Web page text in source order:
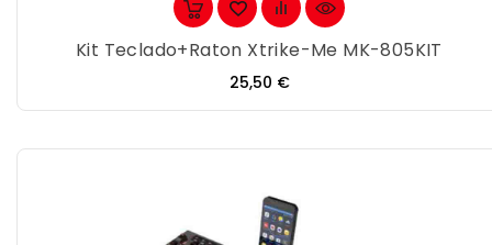
Kit Teclado+Raton Xtrike-Me MK-805KIT
Precio
25,50 €